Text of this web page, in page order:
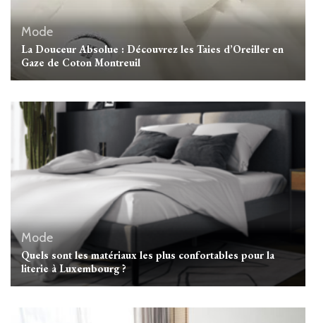
Mode
La Douceur Absolue : Découvrez les Taies d’Oreiller en
Gaze de Coton Montreuil
Mode
Quels sont les matériaux les plus confortables pour la
literie à Luxembourg ?